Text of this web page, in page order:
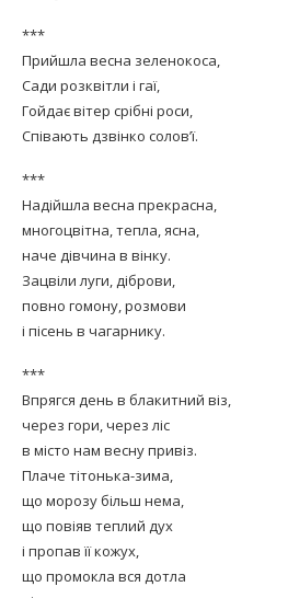
***
Прийшла весна зеленокоса,
Сади розквітли і гаї,
Гойдає вітер срібні роси,
Співають дзвінко солов’ї.
***
Надійшла весна прекрасна,
многоцвітна, тепла, ясна,
наче дівчина в вінку.
Зацвіли луги, діброви,
повно гомону, розмови
і пісень в чагарнику.
***
Впрягся день в блакитний віз,
через гори, через ліс
в місто нам весну привіз.
Плаче тітонька-зима,
що морозу більш нема,
що повіяв теплий дух
і пропав її кожух,
що промокла вся дотла